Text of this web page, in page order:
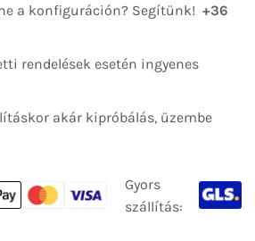
a konfiguráción? Segítünk! +36
rendelések esetén ingyenes
akár kipróbálás, üzembe
Gyors
szállítás: